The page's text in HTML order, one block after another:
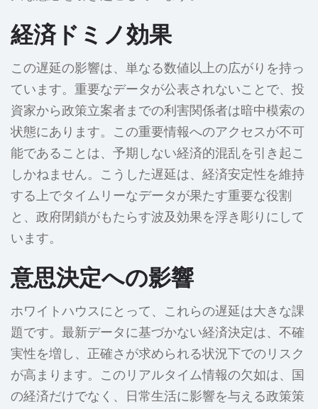
経済ドミノ効果
この遅延の影響は、単なる数値以上の広がりを持っ
ています。重要なデータが公表されないことで、投
資家から政策立案者までの利害関係者は暗中模索の
状態にあります。この重要情報へのアクセスが不可
能であることは、予期しない経済的混乱を引き起こ
しかねません。こうした遅延は、経済安定性を維持
する上でタイムリーなデータが果たす重要な役割
と、政府閉鎖がもたらす波及効果を浮き彫りにして
います。
意思決定への影響
ホワイトハウスにとって、これらの遅延は大きな課
題です。最新データに基づかない経済決定は、不確
実性を増し、正確さが求められる状況下でのリスク
が高まります。このリアルタイム情報の欠如は、国
の経済だけでなく、日常生活に影響を与える政策策